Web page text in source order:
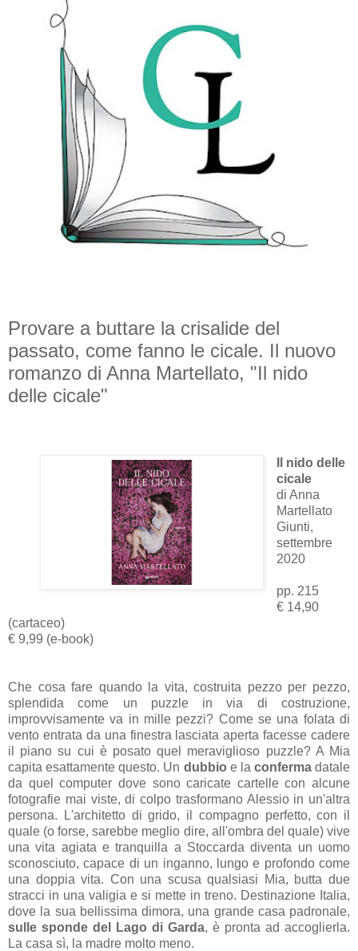
Provare a buttare la crisalide del
passato, come fanno le cicale. Il nuovo
romanzo di Anna Martellato, "Il nido
delle cicale"
Il nido delle
cicale
di Anna
Martellato
Giunti,
settembre
2020
pp. 215
€ 14,90
(cartaceo)
€ 9,99 (e-book)
Che cosa fare quando la vita, costruita pezzo per pezzo,
splendida come un puzzle in via di costruzione,
improvvisamente va in mille pezzi? Come se una folata di
vento entrata da una finestra lasciata aperta facesse cadere
il piano su cui è posato quel meraviglioso puzzle? A Mia
capita esattamente questo. Un dubbio e la conferma datale
da quel computer dove sono caricate cartelle con alcune
fotografie mai viste, di colpo trasformano Alessio in un'altra
persona. L'architetto di grido, il compagno perfetto, con il
quale (o forse, sarebbe meglio dire, all'ombra del quale) vive
una vita agiata e tranquilla a Stoccarda diventa un uomo
sconosciuto, capace di un inganno, lungo e profondo come
una doppia vita. Con una scusa qualsiasi Mia, butta due
stracci in una valigia e si mette in treno. Destinazione Italia,
dove la sua bellissima dimora, una grande casa padronale,
sulle sponde del Lago di Garda, è pronta ad accoglierla.
La casa sì, la madre molto meno.